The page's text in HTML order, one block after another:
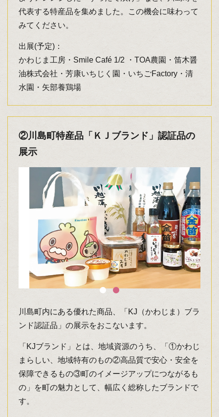
代表する特産品を集めました。この機会に味わって
みてください。
出展(予定)：
かわじま工房・Smile Café 1/2 ・TOA農園・笛木醤
油株式会社・芳康いちじく園・いちごFactory・清
水園・矢部養鶏場
②川島町特産品「ＫＪブランド」認証品の
展示
川島町内にある優れた商品、「KJ（かわじま）ブラ
ンド認証品」の展示をおこないます。
「KJブランド」とは、地域資源のうち、「①かわじ
まらしい、地域特有のもの②高品質で安心・安全を
保障できるもの③町のイメージアップにつながるも
の」を町の魅力として、幅広く総称したブランドで
す。